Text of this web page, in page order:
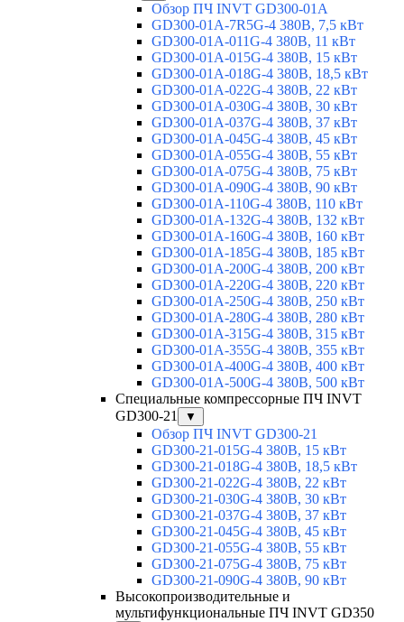
Обзор ПЧ INVT GD300-01A
GD300-01A-7R5G-4 380В, 7,5 кВт
GD300-01A-011G-4 380В, 11 кВт
GD300-01A-015G-4 380В, 15 кВт
GD300-01A-018G-4 380В, 18,5 кВт
GD300-01A-022G-4 380В, 22 кВт
GD300-01A-030G-4 380В, 30 кВт
GD300-01A-037G-4 380В, 37 кВт
GD300-01A-045G-4 380В, 45 кВт
GD300-01A-055G-4 380В, 55 кВт
GD300-01A-075G-4 380В, 75 кВт
GD300-01A-090G-4 380В, 90 кВт
GD300-01A-110G-4 380В, 110 кВт
GD300-01A-132G-4 380В, 132 кВт
GD300-01A-160G-4 380В, 160 кВт
GD300-01A-185G-4 380В, 185 кВт
GD300-01A-200G-4 380В, 200 кВт
GD300-01A-220G-4 380В, 220 кВт
GD300-01A-250G-4 380В, 250 кВт
GD300-01A-280G-4 380В, 280 кВт
GD300-01A-315G-4 380В, 315 кВт
GD300-01A-355G-4 380В, 355 кВт
GD300-01A-400G-4 380В, 400 кВт
GD300-01A-500G-4 380В, 500 кВт
Специальные компрессорные ПЧ INVT
GD300-21
▼
Обзор ПЧ INVT GD300-21
GD300-21-015G-4 380В, 15 кВт
GD300-21-018G-4 380В, 18,5 кВт
GD300-21-022G-4 380В, 22 кВт
GD300-21-030G-4 380В, 30 кВт
GD300-21-037G-4 380В, 37 кВт
GD300-21-045G-4 380В, 45 кВт
GD300-21-055G-4 380В, 55 кВт
GD300-21-075G-4 380В, 75 кВт
GD300-21-090G-4 380В, 90 кВт
Высокопроизводительные и
мультифункциональные ПЧ INVT GD350